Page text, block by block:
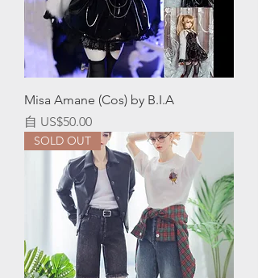
Misa Amane (Cos) by B.I.A
自 US$50.00
促銷價格
SOLD OUT